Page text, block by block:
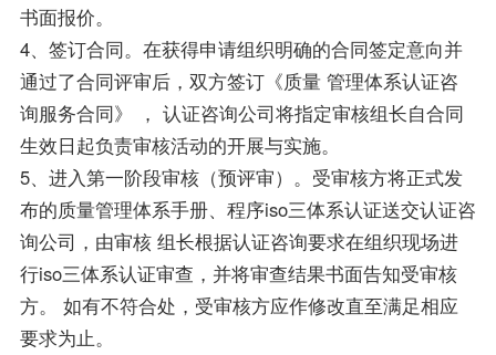
书面报价。
4、签订合同。在获得申请组织明确的合同签定意向并
通过了合同评审后，双方签订《质量 管理体系认证咨
询服务合同》 ， 认证咨询公司将指定审核组长自合同
生效日起负责审核活动的开展与实施。
5、进入第一阶段审核（预评审）。受审核方将正式发
布的质量管理体系手册、程序iso三体系认证送交认证咨
询公司，由审核 组长根据认证咨询要求在组织现场进
行iso三体系认证审查，并将审查结果书面告知受审核
方。 如有不符合处，受审核方应作修改直至满足相应
要求为止。